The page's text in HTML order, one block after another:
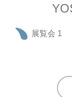
展覧会 1